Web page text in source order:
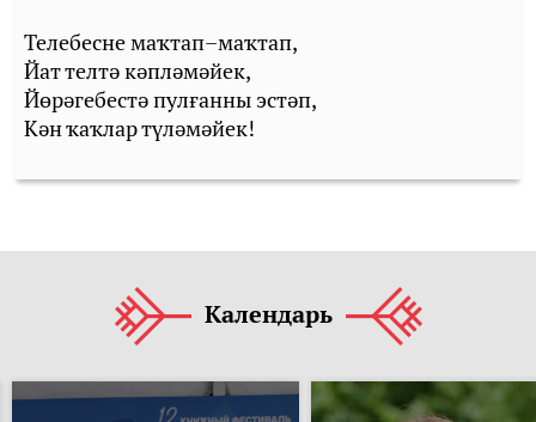
Телебесне маҡтап–маҡтап,
Йат телтә кәпләмәйек,
Йөрәгебестә пулғанны эстәп,
Кән ҡаҡлар түләмәйек!
Календарь